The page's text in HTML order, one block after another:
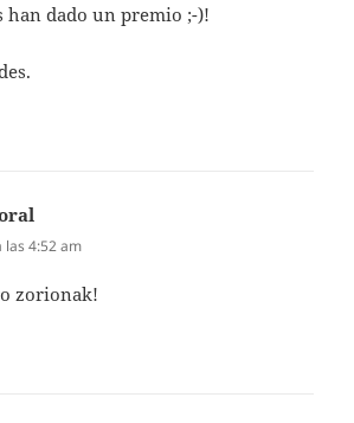
han dado un premio ;-)!
las 4:52 am
zorionak!